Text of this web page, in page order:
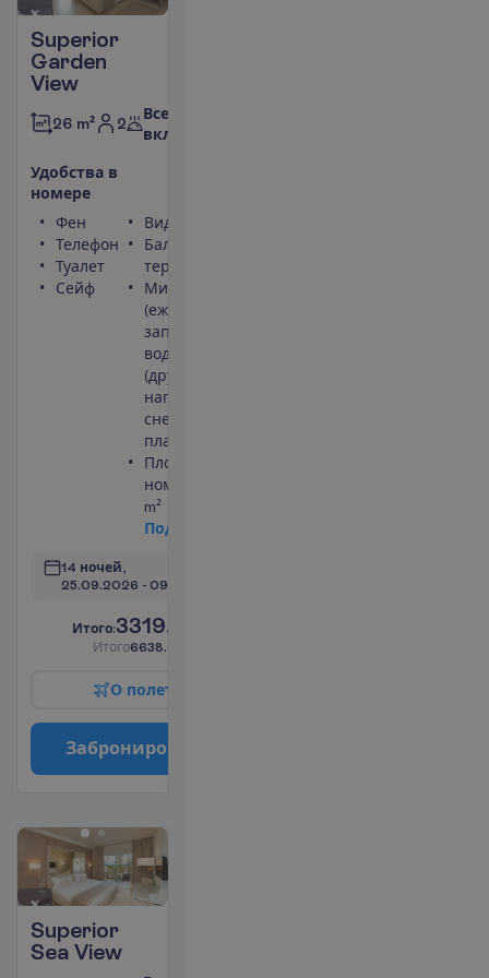
Superior
Garden
View
26 m² 2
Все
включено
Удобства в
номере
Фен
Телефон
Туалет
Сейф
Вид на сад
Балкон или
терраса
Мини-бар
(ежедневно
заполняется
водой)
(другие
напитки и
снеки
платно)
Площадь
номера 26
m²
Под
14 ночей,
25.09.2026 - 09.10.2026
И того:3319.00
Итого6638.00
О полет
Заброниро
Superior
Sea View